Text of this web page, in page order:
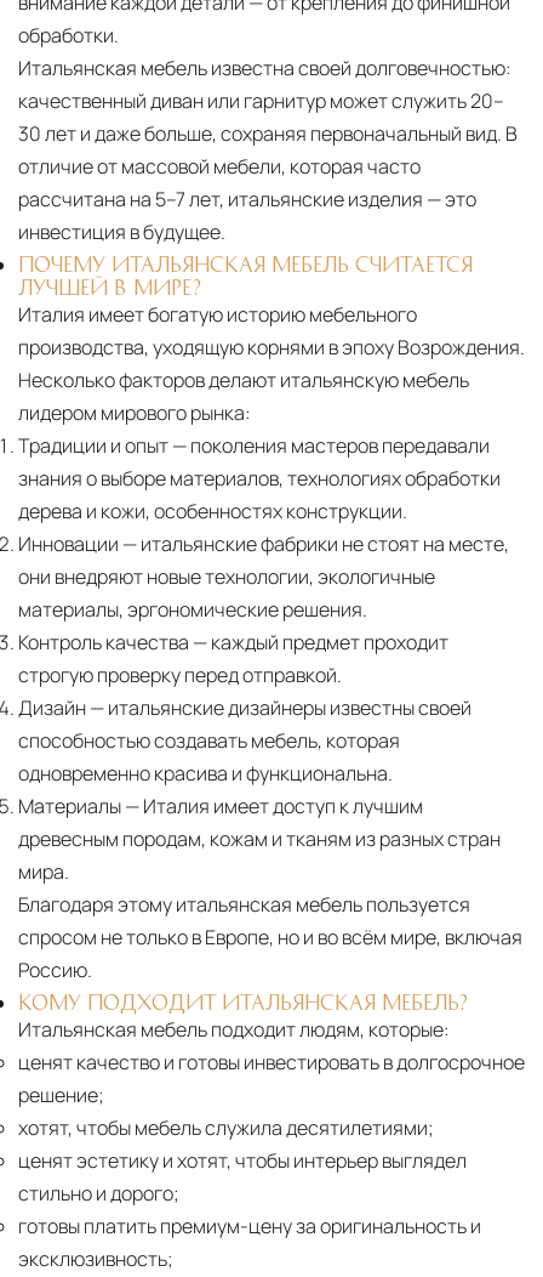
обработки.
Итальянская мебель известна своей долговечностью:
качественный диван или гарнитур может служить 20–
30 лет и даже больше, сохраняя первоначальный вид. В
отличие от массовой мебели, которая часто
рассчитана на 5–7 лет, итальянские изделия — это
инвестиция в будущее.
ПОЧЕМУ ИТАЛЬЯНСКАЯ МЕБЕЛЬ СЧИТАЕТСЯ
ЛУЧШЕЙ В МИРЕ?
Италия имеет богатую историю мебельного
производства, уходящую корнями в эпоху Возрождения.
Несколько факторов делают итальянскую мебель
лидером мирового рынка:
Традиции и опыт— поколения мастеров передавали
знания о выборе материалов, технологиях обработки
дерева и кожи, особенностях конструкции.
Инновации — итальянские фабрики не стоят на месте,
они внедряют новые технологии, экологичные
материалы, эргономические решения.
Контроль качества — каждый предмет проходит
строгую проверку перед отправкой.
Дизайн— итальянские дизайнеры известны своей
способностью создавать мебель, которая
одновременно красива и функциональна.
Материалы— Италия имеет доступ к лучшим
древесным породам, кожам и тканям из разных стран
мира.
Благодаря этому итальянская мебель пользуется
спросом не только в Европе, но и во всём мире, включая
Россию.
КОМУ ПОДХОДИТ ИТАЛЬЯНСКАЯ МЕБЕЛЬ?
Итальянская мебель подходит людям, которые:
ценят качество и готовы инвестировать в долгосрочное
решение;
хотят, чтобы мебель служила десятилетиями;
ценят эстетику и хотят, чтобы интерьер выглядел
стильно и дорого;
готовы платить премиум-цену за оригинальность и
эксклюзивность;